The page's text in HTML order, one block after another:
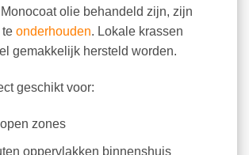
olie behandeld zijn, zijn
onderhouden. Lokale krassen
gemakkelijk hersteld worden.
geschikt voor:
zones
oppervlakken binnenshuis